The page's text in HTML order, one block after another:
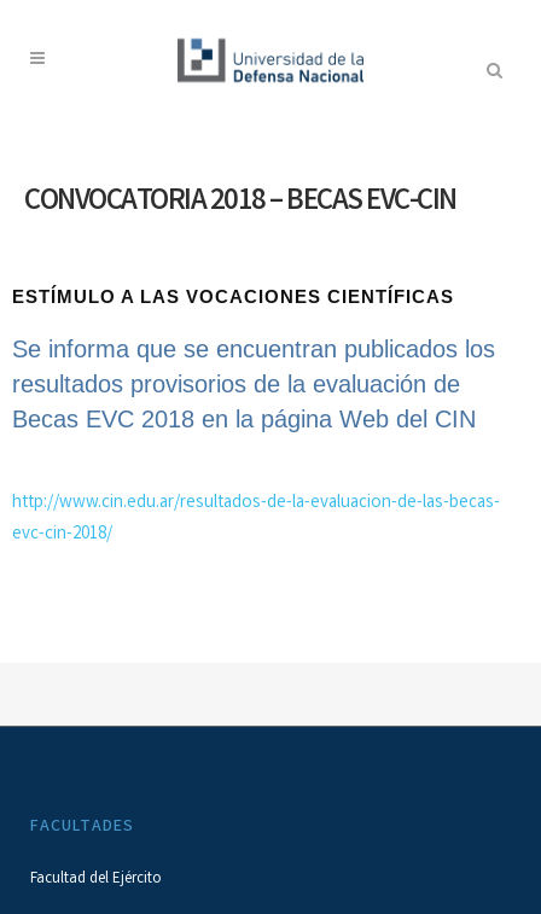
CONVOCATORIA 2018 – BECAS EVC-CIN
ESTÍMULO A LAS VOCACIONES CIENTÍFICAS
Se informa que se encuentran publicados los
resultados provisorios de la evaluación de
Becas EVC 2018 en la página Web del CIN
http://www.cin.edu.ar/resultados-de-la-evaluacion-de-las-becas-
evc-cin-2018/
FACULTADES
Facultad del Ejército